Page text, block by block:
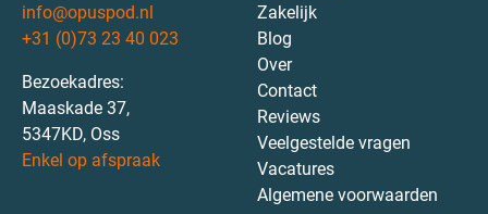
info@opuspod.nl
+31 (0)73 23 40 023
Bezoekadres:
Maaskade 37,
5347KD, Oss
Enkel op afspraak
Zakelijk
Blog
Over
Contact
Reviews
Veelgestelde vragen
Vacatures
Algemene voorwaarden